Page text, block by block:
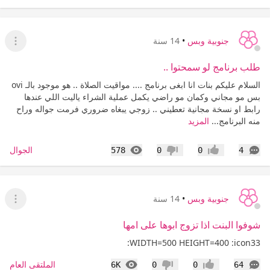
جنوبية وبس • 14 سنة
عرض
طلب برنامج لو سمحتوا ..
السلام عليكم بنات انا ابغى برنامج .... مواقيت الصلاة .. هو موجود بالـ ovi
بس مو مجاني وكمان مو راضي يكمل عملية الشراء ياليت اللي عندها
رابط او نسخة مجانية تعطيني .. زوجي يبغاه ضروري فرمت جواله وراح
منه البرنامج... المزيد
4
التعليقات إعجاب0 عدم إعجاب
0
578
المشاهدات الجوال
جنوبية وبس • 14 سنة
عرض
شوفوا البنت اذا تزوج ابوها على امها
WIDTH=500 HEIGHT=400 :icon33:
64
التعليقات 0
0
6K
المشاهدات الملتقى العام